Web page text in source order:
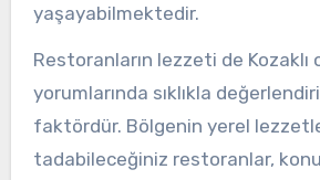
yaşayabilmektedir.
Restoranların lezzeti de Kozaklı
yorumlarında sıklıkla
faktördür. Bölgenin yerel
tadabileceğiniz restoranlar,